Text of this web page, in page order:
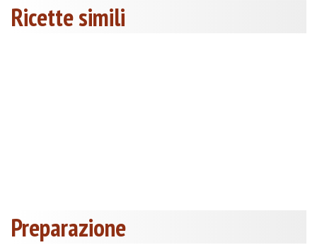
Ricette simili
Preparazione